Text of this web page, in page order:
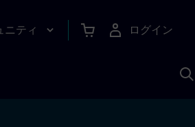
ニティ ログイン